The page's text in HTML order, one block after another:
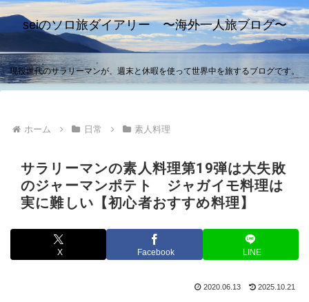
seiのソロ旅ダイアリー 〜海外一人旅ブログ〜
現役世代のサラリーマンが、週末と休暇を使って世界中を旅するブログです。
ホーム 日常 素人料理
サラリーマンの素人料理第19弾は大失敗
のジャーマンポテト ジャガイモ料理は
実に難しい【初心者おすすめ料理】
X Facebook LINE
2020.06.13 2025.10.21